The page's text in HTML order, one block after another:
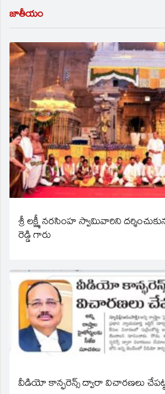
జాతీయం
శ్రీ లక్ష్మీ నరసింహ స్వామివారిని
రెడ్డి గారు
వీడియో కాన్ఫరెన్స్ ద్వారా విచారణలు